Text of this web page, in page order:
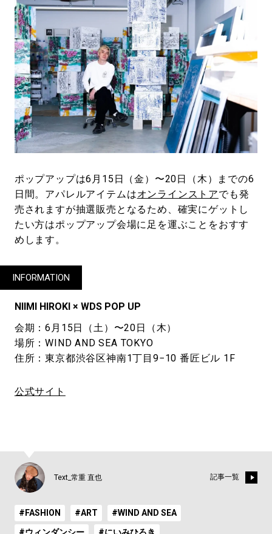
ポップアップは6月15日（金）〜20日（木）までの6
日間。アパレルアイテムはオンラインストアでも発
売されますが抽選販売となるため、確実にゲットし
たい方はポップアップ会場に足を運ぶことをおすす
めします。
INFORMATION
NIIMI HIROKI × WDS POP UP
会期：6月15日（土）〜20日（木）
場所：WIND AND SEA TOKYO
住所：東京都渋谷区神南1丁目9−10 番匠ビル 1F
公式サイト
Text_常重 直也 記事一覧
#FASHION #ART #WIND AND SEA